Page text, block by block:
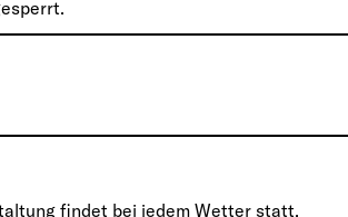
findet bei jedem Wetter statt.